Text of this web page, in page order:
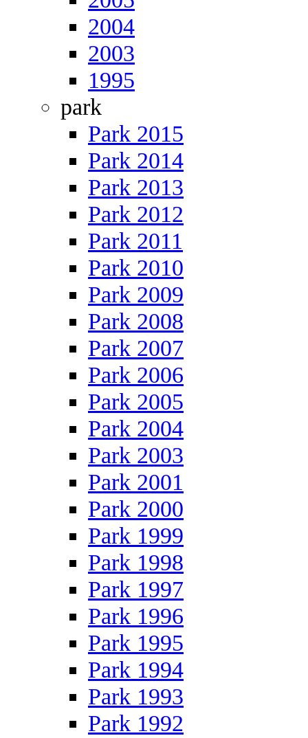
2004
2003
1995
park
Park 2015
Park 2014
Park 2013
Park 2012
Park 2011
Park 2010
Park 2009
Park 2008
Park 2007
Park 2006
Park 2005
Park 2004
Park 2003
Park 2001
Park 2000
Park 1999
Park 1998
Park 1997
Park 1996
Park 1995
Park 1994
Park 1993
Park 1992